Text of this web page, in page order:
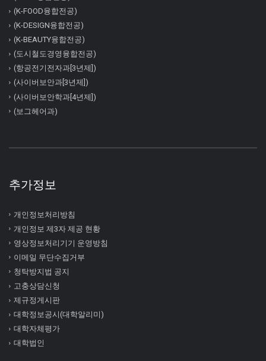
(K-FOOD융합전공)
(K-DESIGN융합전공)
(K-BEAUTY융합전공)
(도시철도경영융합전공)
(항공전기전자과[3년제])
(사이버보안과[3년제])
(사이버보안학과[4년제])
(보그헤어과)
추가정보
개인정보처리방침
개인정보 제3자 제공 현황
영상정보처리기기 운영방침
이메일 무단수집거부
청탁방지법 공지
고충상담신청
제규정게시판
대학정보공시(대학알리미)
대학자체평가
대학법인